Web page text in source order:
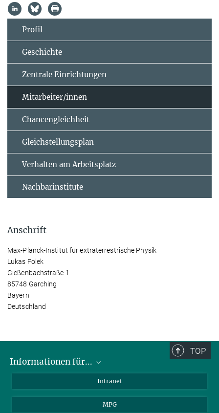
Profil
Geschichte
Zentrale Einrichtungen
Mitarbeiter/innen
Chancengleichheit
Gleichstellungsplan
Verhalten am Arbeitsplatz
Nachbarinstitute
Anschrift
Max-Planck-Institut für extraterrestrische Physik
Lukas Folek
Gießenbachstraße 1
85748 Garching
Bayern
Deutschland
TOP
Informationen für...
Studenten
Journalisten
Intranet
MPG